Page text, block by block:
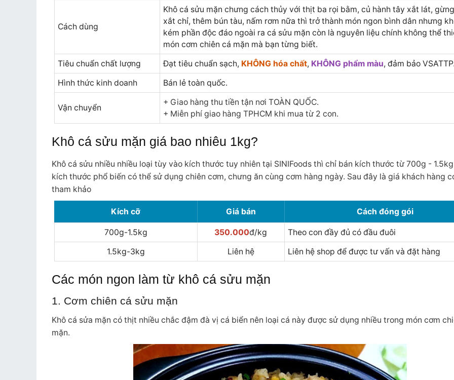
Cách dùng
Khô cá sửu mặn chưng cách thủy với thịt ba rọi bằm, củ hành tây xắt lát,
xắt chỉ, thêm bún tàu, nấm rơm nữa thì trở thành món ngon bình dân nhưng
kém phần độc đáo ngoài ra cá sửu mặn còn là nguyên liệu chính không thể
món cơm chiên cá mặn mà bạn từng biết.
Tiêu chuẩn chất lượng
Đạt tiêu chuẩn sạch, KHÔNG hóa chất, KHÔNG phẩm màu, đảm bảo
Hình thức kinh doanh
Bán lẻ toàn quốc.
Vận chuyển
+ Giao hàng thu tiền tận nơi TOÀN QUỐC.
+ Miễn phí giao hàng TPHCM khi mua từ 2 con.
Khô cá sửu mặn giá bao nhiêu 1kg?
Khô cá sửu nhiều nhiều loại tùy vào kích thước tuy nhiên tại SINIFoods thì chỉ bán kích thước từ 700g -
kích thước phổ biến có thể sử dụng chiên cơm, chưng ăn cùng cơm hàng ngày. Sau đây là giá khách hàng
tham khảo
Kích cỡ Giá bán Cách đóng gói
700g-1.5kg 350.000đ/kg
Theo con đầy đủ có đầu đuôi
1.5kg-3kg
Liên hệ Liên hệ shop để được tư vấn và đặt hàng
Các món ngon làm từ khô cá sửu mặn
1. Cơm chiên cá sửu mặn
Khô cá sửa mặn có thịt nhiều chắc đậm đà vị cá biển nên loại cá này được sử dụng nhiều trong món cơm
mặn.